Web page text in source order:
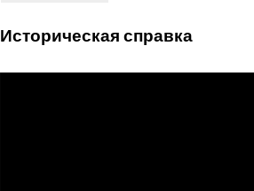
Историческая справка